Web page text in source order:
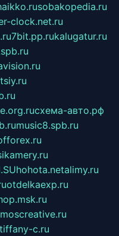
sobakopedia.ru
clock.net.ru
7bit.pp.rukalugatur.ru
схема-авто.рф
music8.spb.ru
hohota.netalimy.ru
otdelkaexp.ru
tiffany-c.ru